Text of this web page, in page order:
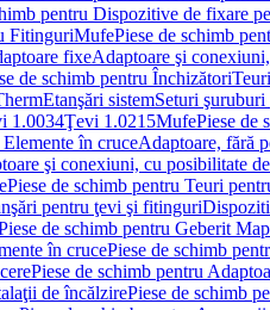
pentru Dispozitive de fixare
FitinguriMufePiese de schimb
fixeAdaptoare şi
de schimb pentru Închizători
Etanşări sistemSeturi
1.0034Ţevi 1.0215MufePiese de
în cruceAdaptoare, fără
şi conexiuni, cu posibilitate
Piese de schimb pentru Teuri
pentru ţevi şi fitinguri
de schimb pentru Geberit
în crucePiese de schimb
Piese de schimb pentru
de încălzirePiese de schimb